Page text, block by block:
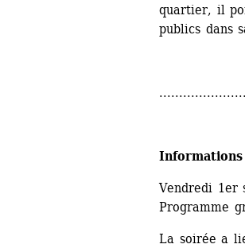
quartier, il
publics dans
Vendredi 1er
Programme
La soirée a